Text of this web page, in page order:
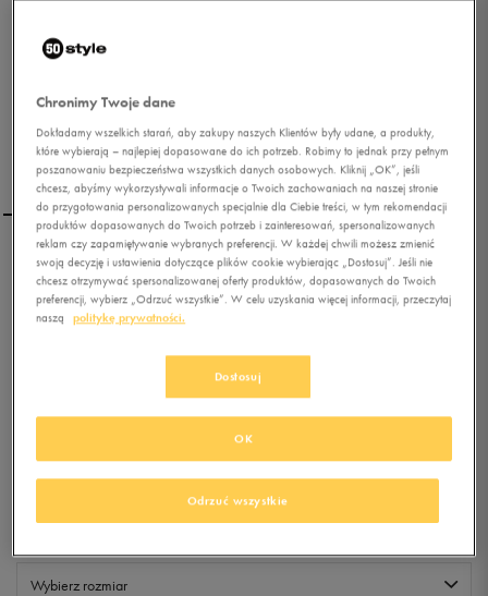
FEEWEAR CARMEN
KLUBIE 50 STYLE
Produkt niedostępny
Wybierz rozmiar
Chronimy Twoje dane
Dokładamy wszelkich starań, aby zakupy naszych Klientów były udane, a produkty,
które wybierają – najlepiej dopasowane do ich potrzeb. Robimy to jednak przy pełnym
poszanowaniu bezpieczeństwa wszystkich danych osobowych. Kliknij „OK”, jeśli
chcesz, abyśmy wykorzystywali informacje o Twoich zachowaniach na naszej stronie
do przygotowania personalizowanych specjalnie dla Ciebie treści, w tym rekomendacji
produktów dopasowanych do Twoich potrzeb i zainteresowań, spersonalizowanych
reklam czy zapamiętywanie wybranych preferencji. W każdej chwili możesz zmienić
swoją decyzję i ustawienia dotyczące plików cookie wybierając „Dostosuj”. Jeśli nie
chcesz otrzymywać spersonalizowanej oferty produktów, dopasowanych do Twoich
preferencji, wybierz „Odrzuć wszystkie”. W celu uzyskania więcej informacji, przeczytaj
naszą politykę prywatności.
Dostosuj
Odrzuć wszystkie
OK